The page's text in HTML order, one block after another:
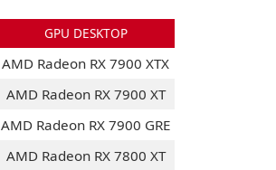
GPU DESKTOP
AMD Radeon RX 7900 XTX
AMD Radeon RX 7900 XT
AMD Radeon RX 7900 GRE
AMD Radeon RX 7800 XT